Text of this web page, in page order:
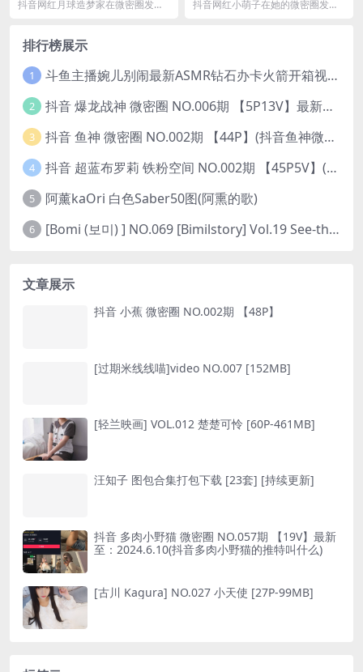
抖音网红月球造梦家在微密圈发布
抖音网红小萌子在她的微密圈发布
排行榜展示
1 斗鱼主播婉儿别闹最新ASMR钻石办卡火箭开箱视频+音频合集-47个资源打包下载 [39V-10.1GB]
2 抖音 爆龙战神 微密圈 NO.006期 【5P13V】最新至：2023.6.7(暴龙神和战龙皇)
3 抖音 鱼神 微密圈 NO.002期 【44P】(抖音鱼神微密猫)
4 抖音 超蓝布罗莉 铁粉空间 NO.002期 【45P5V】(抖音超蓝布罗利是真的吗)
5 阿薰kaOri 白色Saber50图(阿熏的歌)
6 [Bomi (보미) ] NO.069 [Bimilstory] Vol.19 See-through lingerie
文章展示
抖音 小蕉 微密圈 NO.002期 【48P】
[过期米线线喵]video NO.007 [152MB]
[轻兰映画] VOL.012 楚楚可怜 [60P-461MB]
汪知子 图包合集打包下载 [23套] [持续更新]
抖音 多肉小野猫 微密圈 NO.057期 【19V】最新
至：2024.6.10(抖音多肉小野猫的推特叫什么)
[古川 Kagura] NO.027 小天使 [27P-99MB]